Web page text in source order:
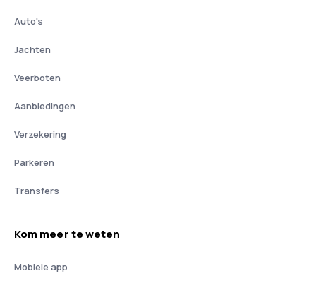
Auto's
Jachten
Veerboten
Aanbiedingen
Verzekering
Parkeren
Transfers
Kom meer te weten
Mobiele app